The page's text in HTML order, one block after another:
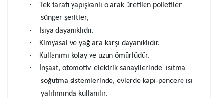
·
Tek tarafı yapışkanlı olarak üretilen polietilen
sünger şeritler,
· Isıya dayanıklıdır.
· Kimyasal ve yağlara karşı dayanıklıdır.
· Kullanımı kolay ve uzun ömürlüdür.
·
İnşaat, otomotiv, elektrik sanayilerinde, ısıtma
soğutma sistemlerinde, evlerde kapı-pencere ısı
yalıtımında kullanılır.